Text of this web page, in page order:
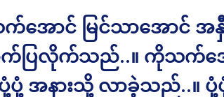
အောင် မြင်သာအောင် အ
ာက်ပြလိုက်သည်..။ ကိုသက်အ
ပုံ့ အနားသို့ လာခဲ့သည်..။ ပုံ့